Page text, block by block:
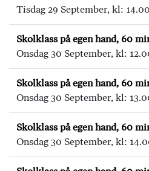
Tisdag 29 September, kl:
Skolklass på egen hand, 60
Onsdag 30 September, kl:
Skolklass på egen hand, 60
Onsdag 30 September, kl:
Skolklass på egen hand, 60
Onsdag 30 September, kl: